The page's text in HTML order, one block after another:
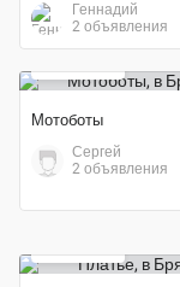
Геннадий
2 объявления
Мотоботы
Сергей
2 объявления